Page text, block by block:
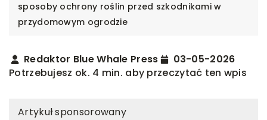
sposoby ochrony roślin przed szkodnikami w
przydomowym ogrodzie
Redaktor Blue Whale Press
03-05-2026
Potrzebujesz ok. 4 min. aby przeczytać ten wpis
Artykuł sponsorowany